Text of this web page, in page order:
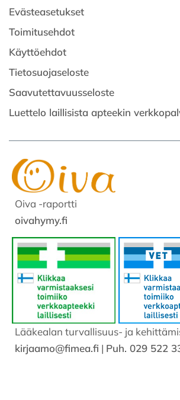
Evästeasetukset
Toimitusehdot
Käyttöehdot
Tietosuojaseloste
Saavutettavuusseloste
Luettelo laillisista apteekin
Oiva -raportti
oivahymy.fi
Lääkealan turvallisuus- ja
kirjaamo@fimea.fi | Puh. 029 522